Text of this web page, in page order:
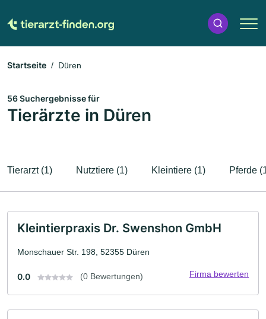
Startseite Düren
56 Suchergebnisse für
Tierärzte in Düren
Tierarzt (1) Nutztiere (1) Kleintiere (1) Pferde
Kleintierpraxis Dr. Swenshon GmbH
Monschauer Str. 198, 52355 Düren
0.0 (0 Bewertungen) Firma bewerten